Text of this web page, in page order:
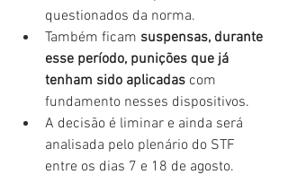
questionados da norma.
Também ficam suspensas, durante
esse período, punições que já
tenham sido aplicadas com
fundamento nesses dispositivos.
A decisão é liminar e ainda será
analisada pelo plenário do STF
entre os dias 7 e 18 de agosto.